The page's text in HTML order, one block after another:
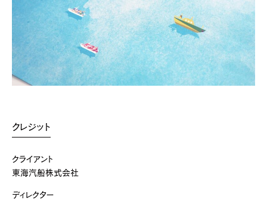
クレジット
クライアント
東海汽船株式会社
ディレクター